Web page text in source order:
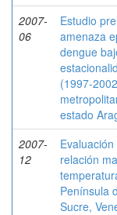
2007-
06
Estudio
amenaza
dengue
(1997-
estado
2007-
12
relación
Península
Sucre,